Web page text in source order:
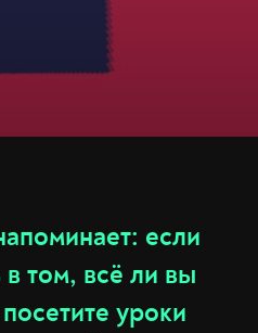
если
том, всё ли вы
уроки